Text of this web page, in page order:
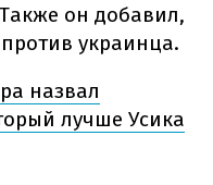
он добавил,
украинца.
назвал
лучше Усика